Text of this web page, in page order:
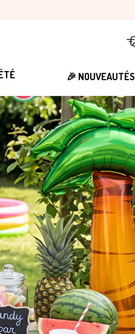
🎉 NOUVEAUTÉS